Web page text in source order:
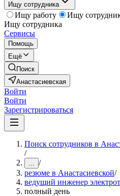
Ищу сотрудника
Ищу работу
Ищу
Ищу сотрудника
Сервисы
Помощь
Ещё
Поиск
Анастасиевская
Войти
Войти
Зарегистрироваться
Поиск сотрудников в
/
... /
резюме в Анастасиевской/
ведущий инженер
полный день